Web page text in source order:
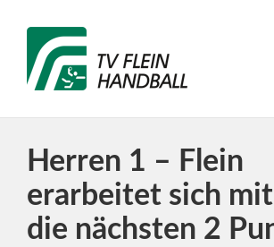
Herren 1 – Flein
erarbeitet sich
die nächsten 2